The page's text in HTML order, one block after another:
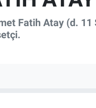
Fatih Atay (d. 11